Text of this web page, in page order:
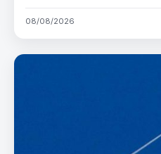
08/08/2026